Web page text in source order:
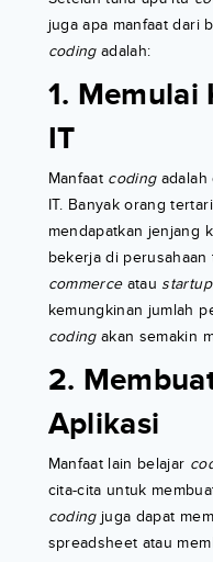
juga apa manfaat dari
codingadalah:
1. Memulai
IT
Manfaatcodingadalah
IT. Banyak orang
mendapatkan jenjang
bekerja di
commerceatau
kemungkinan jumlah
codingakan semakin
2.
Aplikasi
Manfaat lain belajar
cita-cita untuk
codingjuga dapat
spreadsheet atau